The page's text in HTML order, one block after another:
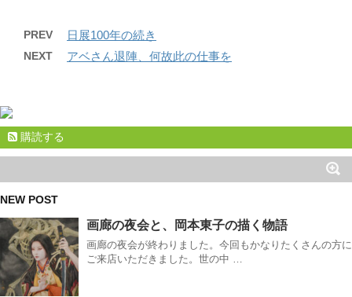
PREV 日展100年の続き
NEXT アベさん退陣、何故此の仕事を
購読する
NEW POST
画廊の夜会と、岡本東子の描く物語
画廊の夜会が終わりました。今回もかなりたくさんの方に
ご来店いただきました。世の中 …